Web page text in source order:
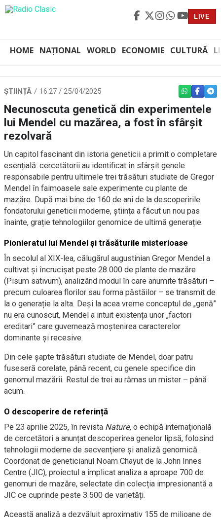
LIVE
HOME NAȚIONAL WORLD ECONOMIE CULTURĂ
ȘTIINȚĂ 16:27 / 25/04/2025 WHATSAPP
Necunoscuta genetică din experimentele
lui Mendel cu mazărea, a fost în sfârșit
rezolvară
Un capitol fascinant din istoria geneticii a primit o completare
esențială: cercetătorii au identificat în sfârșit genele
responsabile pentru ultimele trei trăsături studiate de Gregor
Mendel în faimoasele sale experimente cu plante de
mazăre. După mai bine de 160 de ani de la descoperirile
fondatorului geneticii moderne, știința a făcut un nou pas
înainte, grație tehnologiilor genomice de ultimă generație.
Pionieratul lui Mendel și trăsăturile misterioase
În secolul al XIX-lea, călugărul augustinian Gregor Mendel a
cultivat și încrucișat peste 28.000 de plante de mazăre
(Pisum sativum), analizând modul în care anumite trăsături –
precum culoarea florilor sau forma păstăilor – se transmit de
la o generație la alta. Deși la acea vreme conceptul de „genă”
nu era cunoscut, Mendel a intuit existența unor „factori
ereditari” care guvernează moștenirea caracterelor
dominante și recesive.
Din cele șapte trăsături studiate de Mendel, doar patru
fuseseră corelate, până recent, cu genele specifice din
genomul mazării. Restul de trei au rămas un mister – până
acum.
O descoperire de referință
Pe 23 aprilie 2025, în revista Nature, o echipă internațională
de cercetători a anunțat descoperirea genelor lipsă, folosind
tehnologii moderne de secvențiere și analiză genomică.
Coordonat de geneticianul Noam Chayut de la John Innes
Centre (JIC), proiectul a implicat analiza a aproape 700 de
genomuri de mazăre, selectate din colecția impresionantă a
JIC ce cuprinde peste 3.500 de varietăți.
Această analiză a dezvăluit aproximativ 155 de milioane de